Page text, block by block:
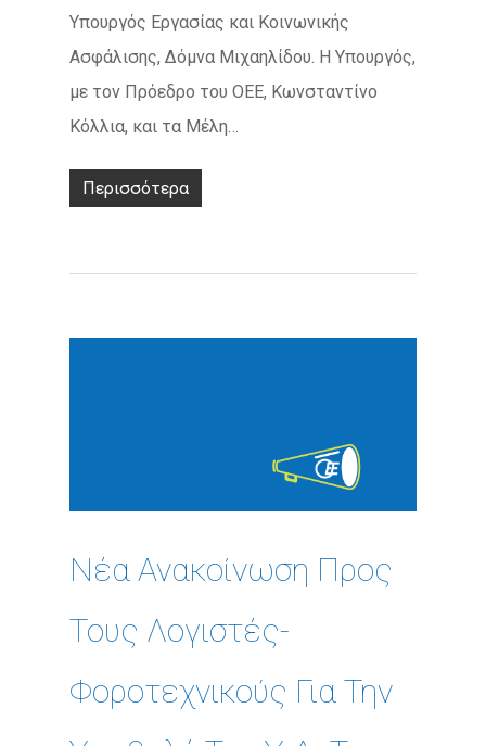
Υπουργός Εργασίας και Κοινωνικής
Ασφάλισης, Δόμνα Μιχαηλίδου. Η Υπουργός,
με τον Πρόεδρο του ΟΕΕ, Κωνσταντίνο
Κόλλια, και τα Μέλη…
Περισσότερα
Νέα Ανακοίνωση Προς
Τους Λογιστές-
Φοροτεχνικούς Για Την